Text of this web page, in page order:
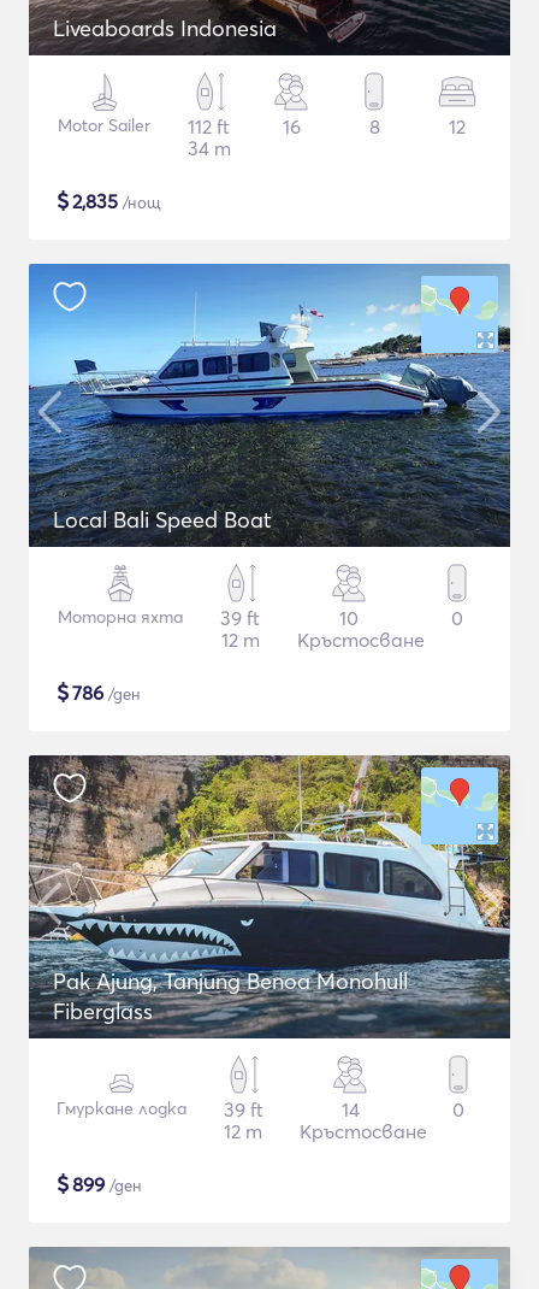
Liveaboards Indonesia
Motor Sailer
112 ft
34 m
16 8 12
$2,835 /нощ
Local Bali Speed Boat
Моторна яхта
39 ft
12 m
10
Кръстосване
0
$786 /ден
Pak Ajung, Tanjung Benoa Monohull
Fiberglass
Гмуркане лодка
39 ft
12 m
14
Кръстосване
0
$899 /ден